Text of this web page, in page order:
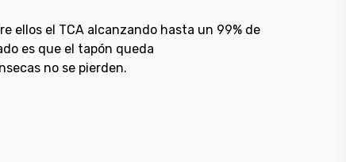
ellos el TCA alcanzando hasta un 99% de
es que el tapón queda
no se pierden.